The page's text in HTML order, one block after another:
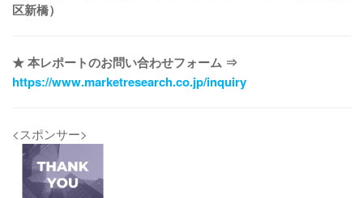
区新橋）
★ 本レポートのお問い合わせフォーム ⇒
https://www.marketresearch.co.jp/inquiry
<スポンサー>